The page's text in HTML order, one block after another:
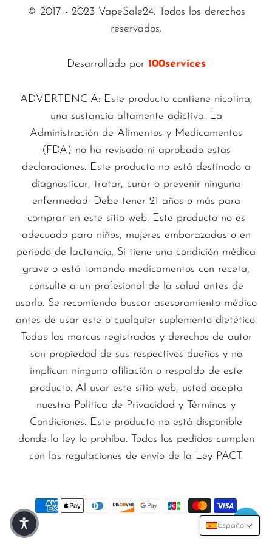
Español
© 2017 - 2023 VapeSale24. Todos los derechos
reservados.
Desarrollado por 100services
ADVERTENCIA: Este producto contiene nicotina,
una sustancia altamente adictiva. La
Administración de Alimentos y Medicamentos
(FDA) no ha revisado ni aprobado estas
declaraciones. Este producto no está destinado a
diagnosticar, tratar, curar o prevenir ninguna
enfermedad. Debe tener 21 años o más para
comprar en este sitio web. Este producto no es
adecuado para niños, mujeres embarazadas o en
periodo de lactancia. Si tiene una condición médica
grave o está tomando medicamentos con receta,
consulte a un profesional de la salud antes de
usarlo. Se recomienda buscar asesoramiento médico
antes de usar este o cualquier suplemento dietético.
Todas las marcas registradas y derechos de autor
son propiedad de sus respectivos dueños y no
implican ninguna afiliación o respaldo de este
producto. Al usar este sitio web, usted acepta
nuestra Política de Privacidad y Términos y
Condiciones. Este producto no está disponible
donde la ley lo prohíba. Todos los pedidos cumplen
con las regulaciones de envío de la Ley PACT.